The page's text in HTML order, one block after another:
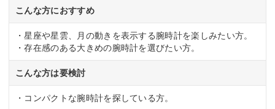
124g
こんな方におすすめ
・星座や星雲、月の動きを表示する腕時計を楽しみたい方。
・存在感のある大きめの腕時計を選びたい方。
こんな方は要検討
・コンパクトな腕時計を探している方。